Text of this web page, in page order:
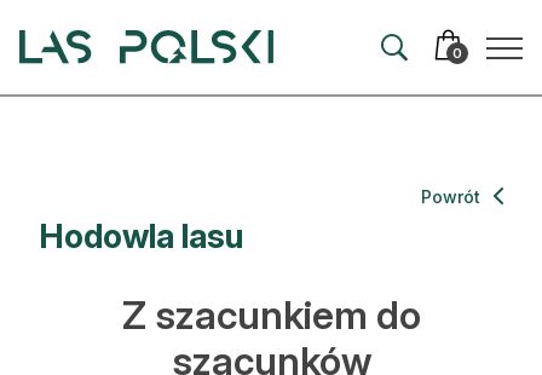
0
Artykuły
Hodowla lasu
Ochrona lasu
Hodowla lasu
Powrót
Z szacunkiem do
szacunków